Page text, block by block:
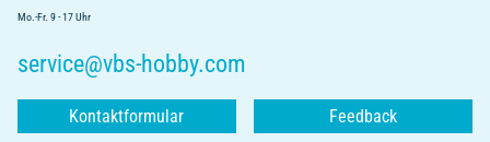
Mo.-Fr. 9 - 17 Uhr
service@vbs-hobby.com
Kontaktformular Feedback